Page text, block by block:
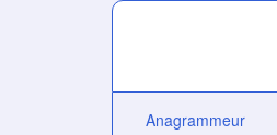
Anagrammeur